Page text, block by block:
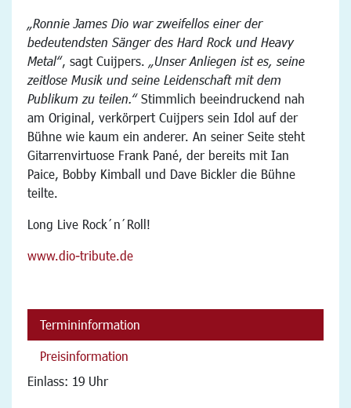
„Ronnie James Dio war zweifellos einer der
bedeutendsten Sänger des Hard Rock und Heavy
Metal“, sagt Cuijpers. „Unser Anliegen ist es, seine
zeitlose Musik und seine Leidenschaft mit dem
Publikum zu teilen.“Stimmlich beeindruckend nah
am Original, verkörpert Cuijpers sein Idol auf der
Bühne wie kaum ein anderer. An seiner Seite steht
Gitarrenvirtuose Frank Pané, der bereits mit Ian
Paice, Bobby Kimball und Dave Bickler die Bühne
teilte.
Long Live Rock´n´Roll!
www.dio-tribute.de
Termininformation
Preisinformation
Einlass: 19 Uhr